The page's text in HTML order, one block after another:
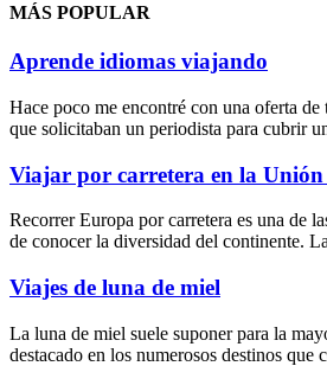
MÁS POPULAR
Aprende idiomas viajando
Hace poco me encontré con una oferta de
que solicitaban un periodista para cubrir
Viajar por carretera en la
Recorrer Europa por carretera es una de
de conocer la diversidad del continente.
Viajes de luna de miel
La luna de miel suele suponer para la
destacado en los numerosos destinos que